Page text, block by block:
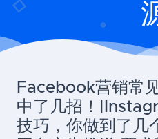
Facebook营销常
中了几招！
技巧，你做到了几